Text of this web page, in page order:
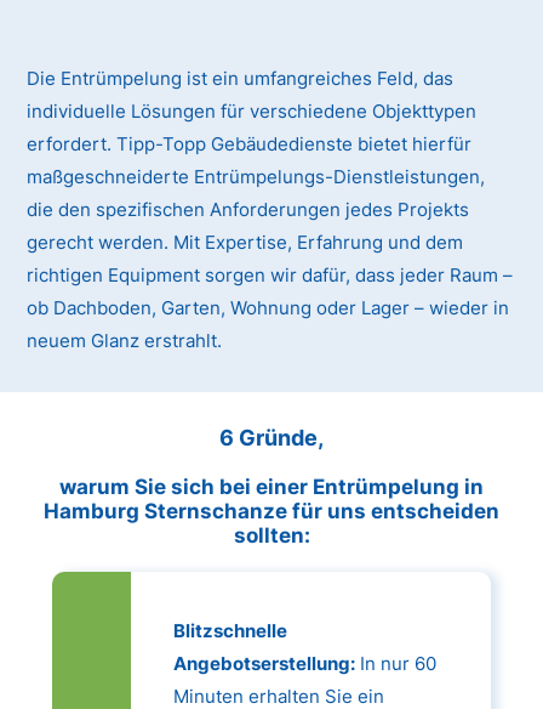
Die Entrümpelung ist ein umfangreiches Feld, das
individuelle Lösungen für verschiedene Objekttypen
erfordert. Tipp-Topp Gebäudedienste bietet hierfür
maßgeschneiderte Entrümpelungs-Dienstleistungen,
die den spezifischen Anforderungen jedes Projekts
gerecht werden. Mit Expertise, Erfahrung und dem
richtigen Equipment sorgen wir dafür, dass jeder Raum –
ob Dachboden, Garten, Wohnung oder Lager – wieder in
neuem Glanz erstrahlt.
6 Gründe,
warum Sie sich bei einer Entrümpelung in
Hamburg Sternschanze für uns entscheiden
sollten:
Blitzschnelle
Angebotserstellung:In nur 60
Minuten erhalten Sie ein